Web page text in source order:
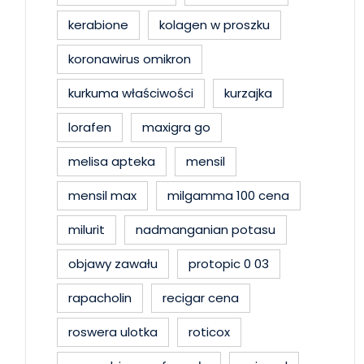
kerabione
kolagen w proszku
koronawirus omikron
kurkuma właściwości
kurzajka
lorafen
maxigra go
melisa apteka
mensil
mensil max
milgamma 100 cena
milurit
nadmanganian potasu
objawy zawału
protopic 0 03
rapacholin
recigar cena
roswera ulotka
roticox